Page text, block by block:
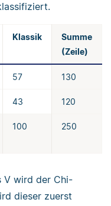
Klassik
Summe
(Zeile)
57 130
43 120
100 250
V wird der Chi-
dieser zuerst